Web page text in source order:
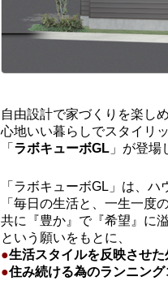
自由設計で家づくりを楽し
心地いい暮らしでスタイリ
「 ラボキューボGL 」が登場
「ラボキューボGL」は、ハ
「毎日の生活と、一生一度
共に『豊か』で『希望』に
という願いをもとに、
●生活スタイルを反映させ
●住み続ける為のランニン